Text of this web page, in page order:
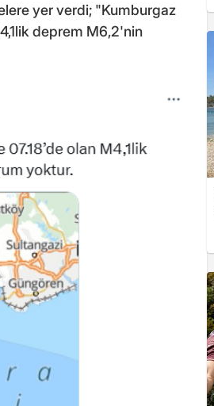
yer verdi; "Kumburgaz
deprem M6,2'nin